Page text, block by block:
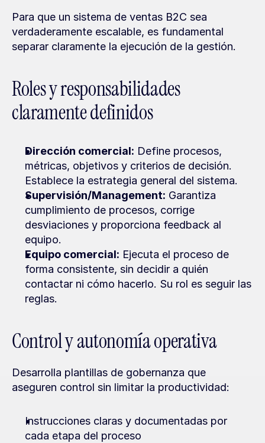
Para que un sistema de ventas B2C sea
verdaderamente escalable, es fundamental
separar claramente la ejecución de la gestión.
Roles y responsabilidades
claramente definidos
Dirección comercial: Define procesos,
métricas, objetivos y criterios de decisión.
Establece la estrategia general del sistema.
Supervisión/Management: Garantiza
cumplimiento de procesos, corrige
desviaciones y proporciona feedback al
equipo.
Equipo comercial: Ejecuta el proceso de
forma consistente, sin decidir a quién
contactar ni cómo hacerlo. Su rol es seguir las
reglas.
Control y autonomía operativa
Desarrolla plantillas de gobernanza que
aseguren control sin limitar la productividad:
Instrucciones claras y documentadas por
cada etapa del proceso